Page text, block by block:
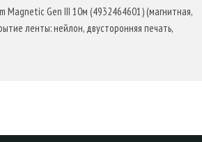
Magnetic Gen III 10м (4932464601) (магнитная,
ленты: нейлон, двусторонняя печать,